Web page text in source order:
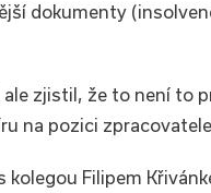
dokumenty
zjistil, že to není to
na pozici
kolegou Filipem